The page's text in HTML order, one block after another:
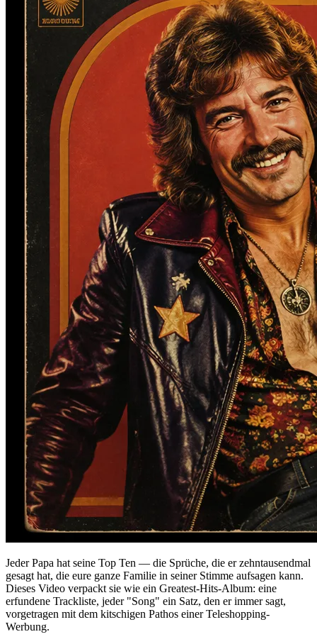
Jeder Papa hat seine Top Ten — die Sprüche, die er zehntausendmal
gesagt hat, die eure ganze Familie in seiner Stimme aufsagen kann.
Dieses Video verpackt sie wie ein Greatest-Hits-Album: eine
erfundene Trackliste, jeder "Song" ein Satz, den er immer sagt,
vorgetragen mit dem kitschigen Pathos einer Teleshopping-
Werbung.